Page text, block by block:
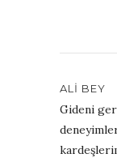
ALI BEY
Gideni